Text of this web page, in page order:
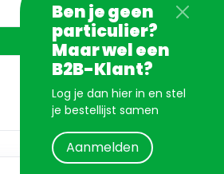
Ben je geen
particulier?
Maar wel een
B2B-Klant?
Log je dan hier in en stel
je bestellijst samen
Aanmelden